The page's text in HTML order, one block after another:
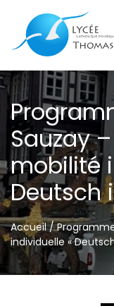
Passer
au
contenu
Sauzay
mobilité
Deutsch
Accueil/
individuelle «